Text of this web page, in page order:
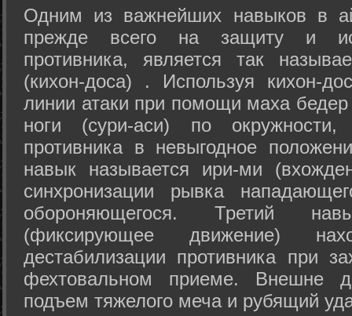
Одним из важнейших навыков в
прежде всего на защиту и
противника, является так
(кихон-доса) . Используя кихон-
линии атаки при помощи маха
ноги (сури-аси) по
противника в невыгодное
навык называется ири-ми
синхронизации рывка
обороняющегося. Третий
(фиксирующее движение)
дестабилизации противника при
фехтовальном приеме. Внешне
подъем тяжелого меча и рубящий